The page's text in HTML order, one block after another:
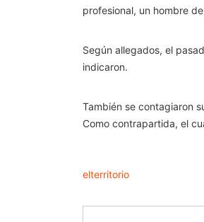
profesional, un hombre
Según allegados, el
indicaron.
También se contagiaron
Como contrapartida, el
elterritorio